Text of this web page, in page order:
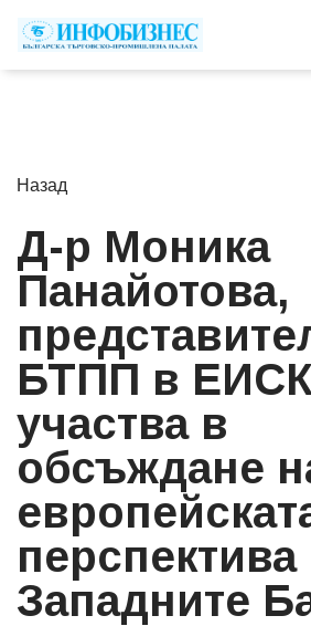
Назад
Д-р Моника
Панайотова,
БТПП в
участва в
обсъждане
перспектива
Западните